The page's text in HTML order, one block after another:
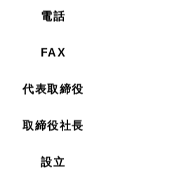
電話
FAX
代表取締役
取締役社長
設立